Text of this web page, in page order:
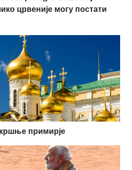
црвеније могу постати
примирје